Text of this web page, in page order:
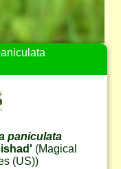
paniculata
(Magical
(US))